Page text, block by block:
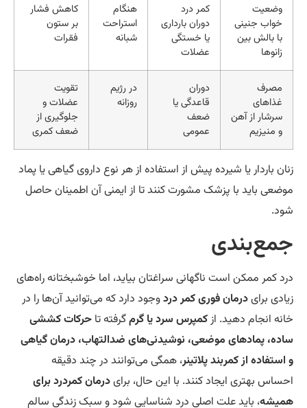
وضعیت
خواب جنینی
با بالش بین
زانوها
کمر درد
دوران بارداری
یا خستگی
عضلات
هنگام
استراحت
شبانه
کاهش فشار
بر ستون
فقرات
مصرف
غذاهای
سرشار از آهن
و منیزیم
قاعدگی یا
ضعف
عمومی
در رژیم
تقویت
عضلات و
جلوگیری از
ضعف کمری
باردار یا شیرده پیش از استفاده از هر نوع داروی گیاهی یا پماد
باید با پزشک مشورت کنند تا از ایمنی آن اطمینان حاصل
کمر ممکن است ناگهانی سراغتان بیاید، اما خوشبختانه راه‌های
برای درمان فوری کمر دردوجود دارد که می‌توانید آن‌ها را در
انجام دهید. ازکمپرس سرد یا گرمگرفته تاحرکات کششی
پمادهای موضعی، نوشیدنی‌های ضدالتهاب، درمان گیاهی
از کمربند پلاتینر، همگی می‌توانند در چند دقیقه
بهتری ایجاد کنند. با این حال، برای درمان کمردرد برای
، باید علت اصلی درد شناسایی شود و سبک زندگی سالم